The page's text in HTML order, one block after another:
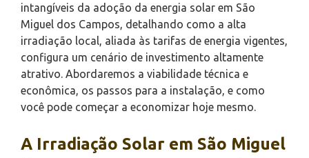
intangíveis da adoção da energia solar em São
Miguel dos Campos, detalhando como a alta
irradiação local, aliada às tarifas de energia vigentes,
configura um cenário de investimento altamente
atrativo. Abordaremos a viabilidade técnica e
econômica, os passos para a instalação, e como
você pode começar a economizar hoje mesmo.
A Irradiação Solar em São Miguel